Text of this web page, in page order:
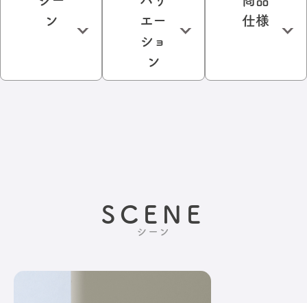
ン
エー
ショ
ン
仕様
SCENE
シーン